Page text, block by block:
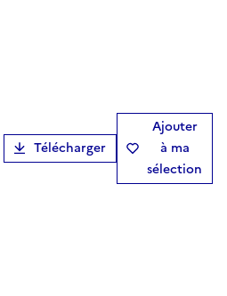
Télécharger
Ajouter
à ma
sélection